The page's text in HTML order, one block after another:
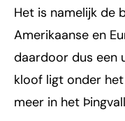
Het is namelijk de
Amerikaanse en
daardoor dus een
kloof ligt onder
meer in het